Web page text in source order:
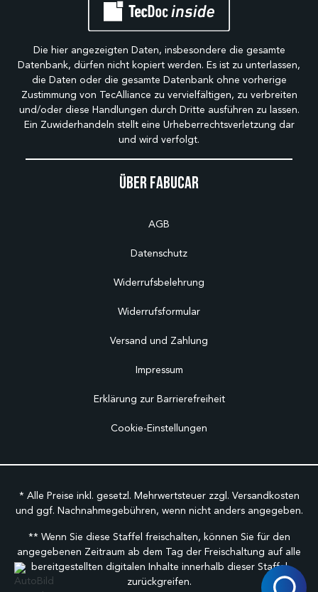
Über Fabucar
AGB
Datenschutz
Widerrufsbelehrung
Widerrufsformular
Versand und Zahlung
Impressum
Erklärung zur Barrierefreiheit
Cookie-Einstellungen
Die hier angezeigten Daten, insbesondere die gesamte
Datenbank, dürfen nicht kopiert werden. Es ist zu unterlassen,
die Daten oder die gesamte Datenbank ohne vorherige
Zustimmung von TecAlliance zu vervielfältigen, zu verbreiten
und/oder diese Handlungen durch Dritte ausführen zu lassen.
Ein Zuwiderhandeln stellt eine Urheberrechtsverletzung dar
und wird verfolgt.
* Alle Preise inkl. gesetzl. Mehrwertsteuer zzgl. Versandkosten
und ggf. Nachnahmegebühren, wenn nicht anders angegeben.
** Wenn Sie diese Staffel freischalten, können Sie für den
angegebenen Zeitraum ab dem Tag der Freischaltung auf alle
bereitgestellten digitalen Inhalte innerhalb dieser Staffel
zurückgreifen.